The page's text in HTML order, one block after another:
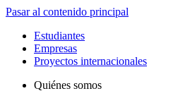
Pasar al contenido principal
Estudiantes
Empresas
Proyectos internacionales
Quiénes somos